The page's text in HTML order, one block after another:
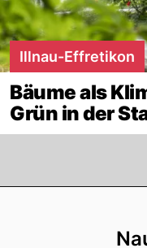
Illnau-Effretikon
Bäume als
Grün in der